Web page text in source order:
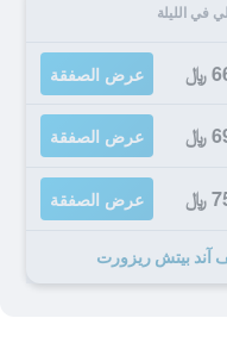
في الليلة
﷼ عرض الصفقة
﷼ عرض الصفقة
﷼ عرض الصفقة